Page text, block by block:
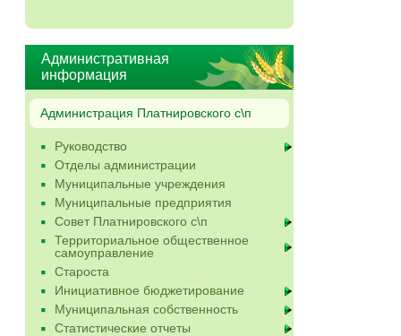
Административная
информация
Администрация Платнировского с\п
Руководство
Отделы администрации
Муниципальные учреждения
Муниципальные предприятия
Совет Платнировского с\п
Территориальное общественное
самоуправление
Староста
Инициативное бюджетирование
Муниципальная собственность
Статистические отчеты